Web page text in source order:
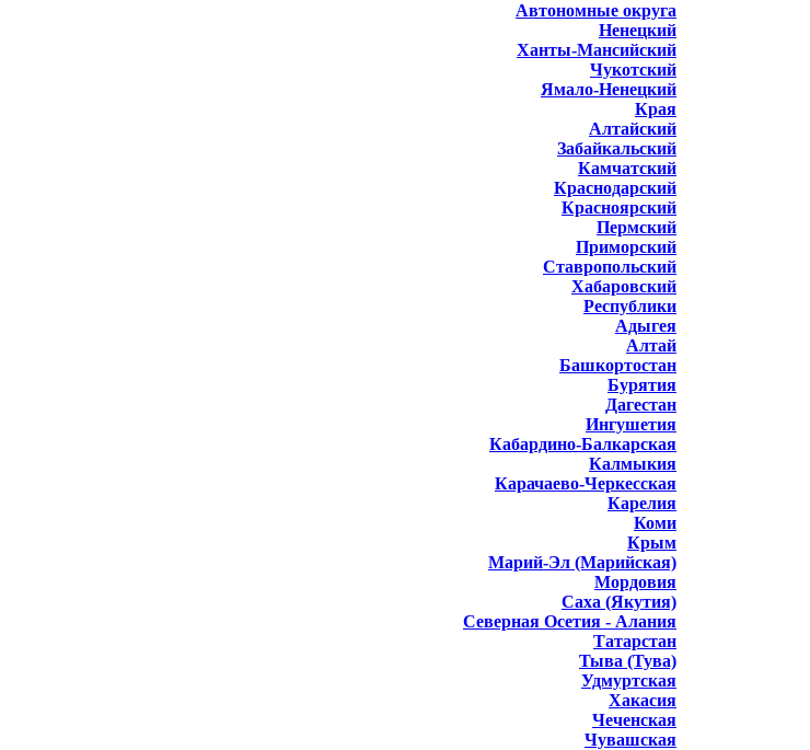
Автономные округа
Ненецкий
Ханты-Мансийский
Чукотский
Ямало-Ненецкий
Края
Алтайский
Забайкальский
Камчатский
Краснодарский
Красноярский
Пермский
Приморский
Ставропольский
Хабаровский
Республики
Адыгея
Алтай
Башкортостан
Бурятия
Дагестан
Ингушетия
Кабардино-Балкарская
Калмыкия
Карачаево-Черкесская
Карелия
Коми
Крым
Марий-Эл (Марийская)
Мордовия
Саха (Якутия)
Северная Осетия - Алания
Татарстан
Тыва (Тува)
Удмуртская
Хакасия
Чеченская
Чувашская